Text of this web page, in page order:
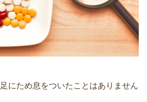
にため息をついたことはありません